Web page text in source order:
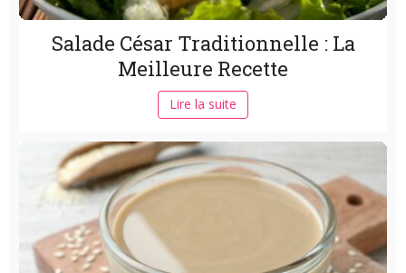
Salade César Traditionnelle : La
Meilleure Recette
Lire la suite